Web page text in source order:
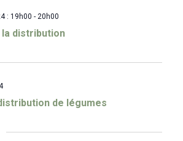
: 19h00 - 20h00
distribution
de légumes